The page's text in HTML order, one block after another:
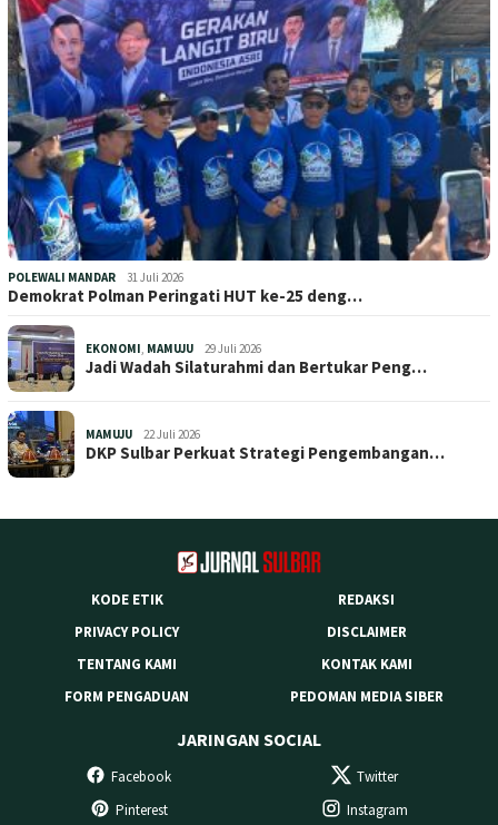
POLEWALI MANDAR 31 Juli 2026
Demokrat Polman Peringati HUT ke-25 deng…
EKONOMI, MAMUJU 29 Juli 2026
Jadi Wadah Silaturahmi dan Bertukar Peng…
MAMUJU 22 Juli 2026
DKP Sulbar Perkuat Strategi Pengembangan…
KODE ETIK
REDAKSI
PRIVACY POLICY
DISCLAIMER
TENTANG KAMI
KONTAK KAMI
FORM PENGADUAN
PEDOMAN MEDIA SIBER
JARINGAN SOCIAL
Facebook
Twitter
Pinterest
Instagram